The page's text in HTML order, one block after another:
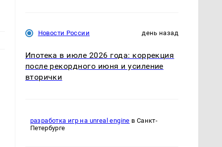
Новости России день назад
Ипотека в июле 2026 года: коррекция
после рекордного июня и усиление
вторички
разработка игр на unreal engine в Санкт-
Петербурге